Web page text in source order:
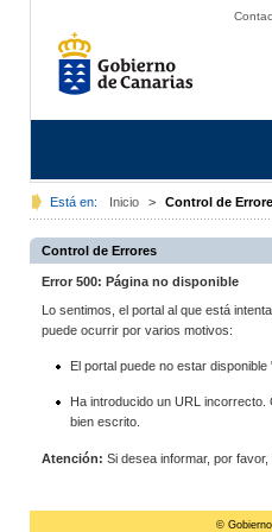
Está en: Inicio > Control de
Control de Errores
Error 500: Página no disponible
Lo sentimos, el portal al que está
puede ocurrir por varios motivos:
El portal puede no estar disponible
Ha introducido un URL
bien escrito.
Atención: Si desea informar, por
©